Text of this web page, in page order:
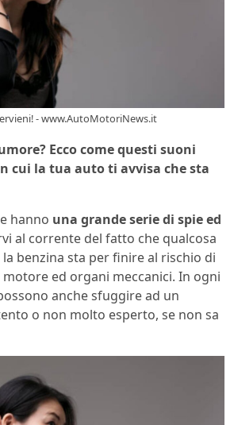
- www.AutoMotoriNews.it
Ecco come questi suoni
cui la tua auto ti avvisa che sta
hanno una grande serie di spie ed
al corrente del fatto che qualcosa
benzina sta per finire al rischio di
ed organi meccanici. In ogni
anche sfuggire ad un
o non molto esperto, se non sa